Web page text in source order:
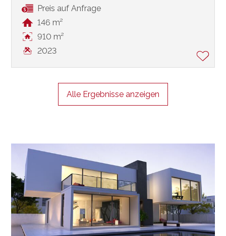
Preis auf Anfrage
146 m²
910 m²
2023
Alle Ergebnisse anzeigen